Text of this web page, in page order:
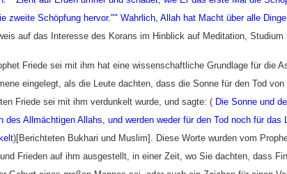
zweite Schöpfung hervor."" Wahrlich, Allah hat Macht über alle Dinge
auf das Interesse des Korans im Hinblick auf Meditation, Studium
Friede sei mit ihm hat eine wissenschaftliche Grundlage für die
eingelegt, als die Leute dachten, dass die Sonne für den Tod
Friede sei mit ihm verdunkelt wurde, und sagte: ( Die Sonne und
des Allmächtigen Allahs, und werden weder für den Tod noch für das
)[Berichteten Bukhari und Muslim]. Diese Worte wurden vom
Frieden auf ihm ausgestellt, in einer Zeit, wo Sie dachten, dass